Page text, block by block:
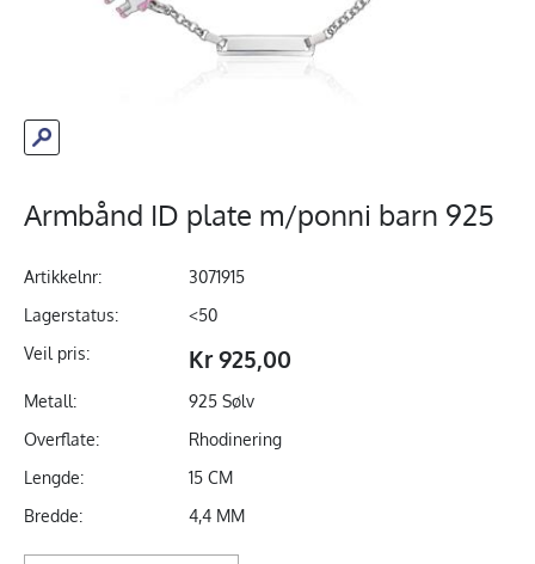
Armbånd ID plate m/ponni barn 925
Artikkelnr:
3071915
Lagerstatus:
<50
Veil pris:
Kr 925,00
Metall:
925 Sølv
Overflate:
Rhodinering
Lengde:
15 CM
Bredde:
4,4 MM